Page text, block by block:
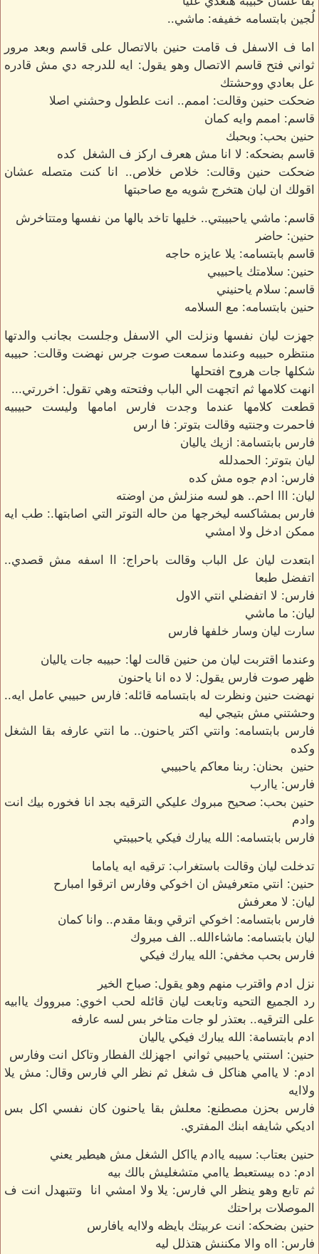
لُجين بابتسامه خفيفه: ماشي..
اما ف الاسفل ف قامت حنين بالاتصال على قاسم وبعد مرور
ثواني فتح قاسم الاتصال وهو يقول: ايه للدرجه دي مش قادره
عل بعادي ووحشتك
ضحكت حنين وقالت: اممم.. انت علطول وحشني اصلا
قاسم: اممم وايه كمان
حنين بحب: وبحبك
قاسم بضحكه: لا انا مش هعرف اركز ف الشغل كده
ضحكت حنين وقالت: خلاص خلاص.. انا كنت متصله عشان
اقولك ان ليان هتخرج شويه مع صاحبتها
قاسم: ماشي ياحبيبتي.. خليها تاخد بالها من نفسها ومتتاخرش
حنين: حاضر
قاسم بابتسامه: يلا عايزه حاجه
حنين: سلامتك ياحبيبي
قاسم: سلام ياحنيني
حنين بابتسامه: مع السلامه
جهزت ليان نفسها ونزلت الي الاسفل وجلست بجانب والدتها
منتظره حبيبه وعندما سمعت صوت جرس نهضت وقالت: حبيبه
شكلها جات هروح افتحلها
انهت كلامها ثم اتجهت الي الباب وفتحته وهي تقول: اخررتي...
قطعت كلامها عندما وجدت فارس امامها وليست حبيبيه
فاحمرت وجنتيه وقالت بتوتر: فا ارس
فارس بابتسامة: ازيك ياليان
ليان بتوتر: الحمدلله
فارس: ادم جوه مش كده
ليان: ااا احم.. هو لسه منزلش من اوضته
فارس بمشاكسه ليخرجها من حاله التوتر التي اصابتها.: طب ايه
ممكن ادخل ولا امشي
ابتعدت ليان عل الباب وقالت باحراج: اا اسفه مش قصدي..
اتفضل طبعا
فارس: لا اتفضلي انتي الاول
ليان: ما ماشي
سارت ليان وسار خلفها فارس
وعندما اقتربت ليان من حنين قالت لها: حبيبه جات ياليان
ظهر صوت فارس يقول: لا ده انا ياحنون
نهضت حنين ونظرت له بابتسامه قائله: فارس حبيبي عامل ايه..
وحشتني مش بتيجي ليه
فارس بابتسامه: وانتي اكتر ياحنون.. ما انتي عارفه بقا الشغل
وكده
حنين بحنان: ربنا معاكم ياحبيبي
فارس: ياارب
حنين بحب: صحيح مبروك عليكي الترقيه بجد انا فخوره بيك انت
وادم
فارس بابتسامه: الله يبارك فيكي ياحبيبتي
تدخلت ليان وقالت باستغراب: ترقيه ايه ياماما
حنين: انتي متعرفيش ان اخوكي وفارس اترقوا امبارح
ليان: لا معرفش
فارس بابتسامه: اخوكي اترقي وبقا مقدم.. وانا كمان
ليان بابتسامه: ماشاءالله.. الف مبروك
فارس بحب مخفي: الله يبارك فيكي
نزل ادم واقترب منهم وهو يقول: صباح الخير
رد الجميع التحيه وتابعت ليان قائله لحب اخوي: مبرووك ياابيه
على الترقيه.. بعتذر لو جات متاخر بس لسه عارفه
ادم بابتسامة: الله يبارك فيكي ياليان
حنين: استني ياحبيبي ثواني اجهزلك الفطار وتاكل انت وفارس
ادم: لا ياامي هناكل ف شغل ثم نظر الي فارس وقال: مش يلا
ولاايه
فارس بحزن مصطنع: معلش بقا ياحنون كان نفسي اكل بس
اديكي شايفه ابنك المفتري.
حنين بعتاب: سيبه ياادم يااكل الشغل مش هيطير يعني
ادم: ده بيستعبط ياامي متشغليش بالك بيه
ثم تابع وهو ينظر الي فارس: يلا ولا امشي انا وتتبهدل انت ف
الموصلات براحتك
حنين بضحكه: انت عربيتك بايظه ولاايه يافارس
فارس: ااه والا مكننش هتذلل ليه